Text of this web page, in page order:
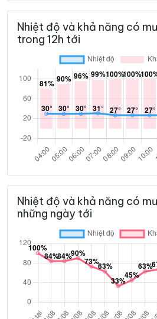
Nhiệt độ và khả năng có
trong 12h tới
Nhiệt độ và khả năng có
những ngày tới